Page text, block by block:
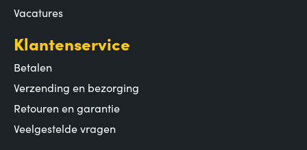
Vacatures
Klantenservice
Betalen
Verzending en bezorging
Retouren en garantie
Veelgestelde vragen